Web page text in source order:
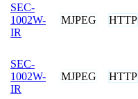
SEC-
1002W-
IR
MJPEG HTTP
SEC-
1002W-
IR
MJPEG HTTP